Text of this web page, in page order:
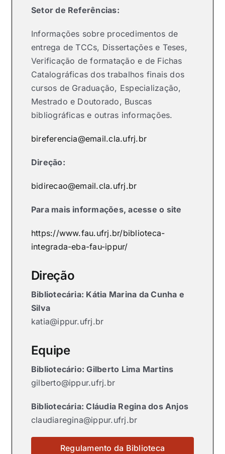
Setor de Referências:
Informações sobre procedimentos de
entrega de TCCs, Dissertações e Teses,
Verificação de formatação e de Fichas
Catalográficas dos trabalhos finais dos
cursos de Graduação, Especialização,
Mestrado e Doutorado, Buscas
bibliográficas e outras informações.
bireferencia@email.cla.ufrj.br
Direção:
bidirecao@email.cla.ufrj.br
Para mais informações, acesse o site
https://www.fau.ufrj.br/biblioteca-
integrada-eba-fau-ippur/
Direção
Bibliotecária: Kátia Marina da Cunha e
Silva
katia@ippur.ufrj.br
Equipe
Bibliotecário: Gilberto Lima Martins
gilberto@ippur.ufrj.br
Bibliotecária: Cláudia Regina dos Anjos
claudiaregina@ippur.ufrj.br
Regulamento da Biblioteca